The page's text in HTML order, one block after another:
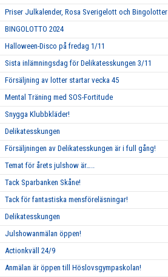
Priser Julkalender, Rosa Sverigelott och Bingolotter
BINGOLOTTO 2024
Halloween-Disco på fredag 1/11
Sista inlämningsdag för Delikatesskungen 3/11
Försäljning av lotter startar vecka 45
Mental Träning med SOS-Fortitude
Snygga Klubbkläder!
Delikatesskungen
Försäljningen av Delikatesskungen är i full gång!
Temat för årets julshow är…..
Tack Sparbanken Skåne!
Tack för fantastiska mensföreläsningar!
Delikatesskungen
Julshowanmälan öppen!
Actionkväll 24/9
Anmälan är öppen till Höslovsgympaskolan!